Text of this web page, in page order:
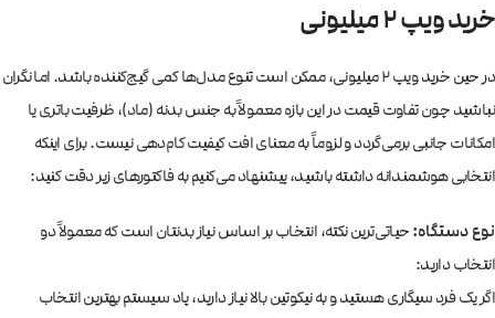
خرید ویپ ۲ میلیونی
در حین خرید ویپ ۲ میلیونی، ممکن است تنوع مدل‌ها کمی گیج‌کننده باشد. اما نگران
نباشید چون تفاوت قیمت در این بازه معمولاً به جنس بدنه (ماد)، ظرفیت باتری یا
امکانات جانبی برمی‌گردد و لزوماً به معنای افت کیفیت کام‌دهی نیست. برای اینکه
انتخابی هوشمندانه داشته باشید، پیشنهاد می‌کنیم به فاکتورهای زیر دقت کنید:
نوع دستگاه:حیاتی‌ترین نکته، انتخاب بر اساس نیاز بدنتان است که معمولاً دو
انتخاب دارید:
اگر یک فرد سیگاری هستید و به نیکوتین بالا نیاز دارید، پاد سیستم بهترین انتخاب